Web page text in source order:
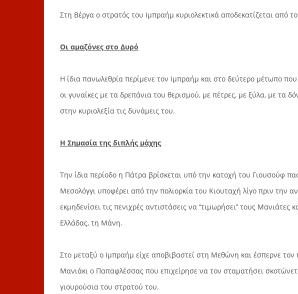
Στη Βέργα ο στρατός του Ιμπραήμ κυριολεκτικά αποδεκατίζεται από
Οι αμαζόνες στο Δυρό
Η ίδια πανωλεθρία περίμενε τον Ιμπραήμ και στο δεύτερο μέτωπο
οι γυναίκες με τα δρεπάνια του θερισμού, με πέτρες, με ξύλα, με τα
στην κυριολεξία τις δυνάμεις του.
Η Σημασία της διπλής μάχης
Την ίδια περίοδο η Πάτρα βρίσκεται υπό την κατοχή του Γιουσούφ
Μεσολόγγι υποφέρει από την πολιορκία του Κιουταχή λίγο πριν την
εκμηδενίσει τις πενιχρές αντιστάσεις να ‘’τιμωρήσει’’ τους
Ελλάδας, τη Μάνη.
Στο μεταξύ ο Ιμπραήμ είχε αποβιβαστεί στη Μεθώνη και έσπερνε
Μανιάκι ο Παπαφλέσσας που επιχείρησε να τον σταματήσει
γιουρούσια του στρατού του.